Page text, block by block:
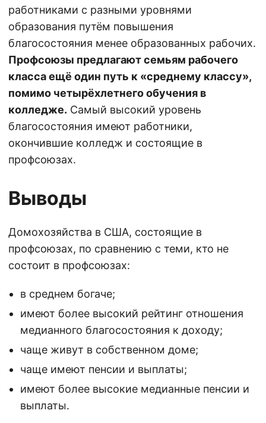
работниками с разными уровнями
образования путём повышения
благосостояния менее образованных рабочих.
Профсоюзы предлагают семьям рабочего
класса ещё один путь к «среднему классу»,
помимо четырёхлетнего обучения в
колледже. Самый высокий уровень
благосостояния имеют работники,
окончившие колледж и состоящие в
профсоюзах.
Выводы
Домохозяйства в США, состоящие в
профсоюзах, по сравнению с теми, кто не
состоит в профсоюзах:
в среднем богаче;
имеют более высокий рейтинг отношения
медианного благосостояния к доходу;
чаще живут в собственном доме;
чаще имеют пенсии и выплаты;
имеют более высокие медианные пенсии и
выплаты.